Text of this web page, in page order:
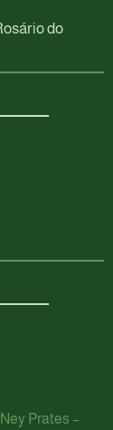
do
Prates –